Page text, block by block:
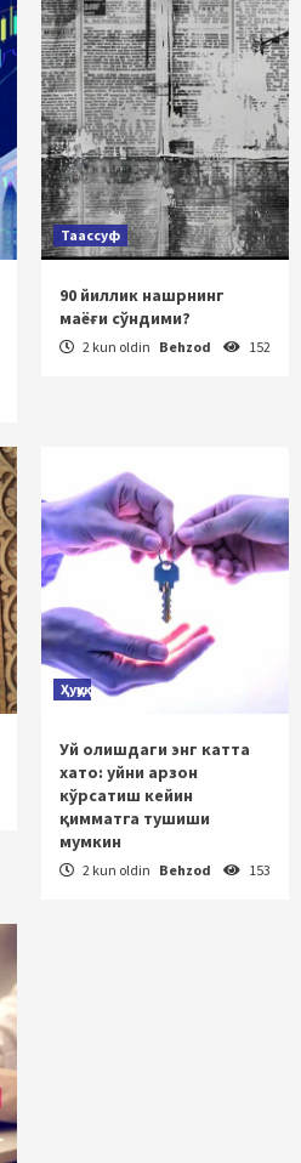
Таассуф
90 йиллик нашрнинг
маёғи сўндими?
2 kun oldin Behzod 152
Ҳуқуқ
Уй олишдаги энг катта
хато: уйни арзон
кўрсатиш кейин
қимматга тушиши
мумкин
2 kun oldin Behzod 153